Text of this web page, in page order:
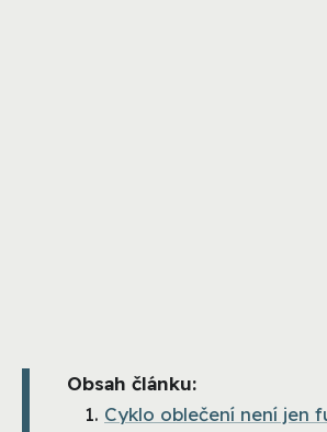
Obsah článku:
Cyklo oblečení není jen